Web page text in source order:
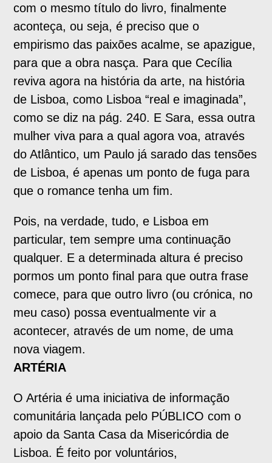
com o mesmo título do livro, finalmente
aconteça, ou seja, é preciso que o
empirismo das paixões acalme, se apazigue,
para que a obra nasça. Para que Cecília
reviva agora na história da arte, na história
de Lisboa, como Lisboa “real e imaginada”,
como se diz na pág. 240. E Sara, essa outra
mulher viva para a qual agora voa, através
do Atlântico, um Paulo já sarado das tensões
de Lisboa, é apenas um ponto de fuga para
que o romance tenha um fim.
Pois, na verdade, tudo, e Lisboa em
particular, tem sempre uma continuação
qualquer. E a determinada altura é preciso
pormos um ponto final para que outra frase
comece, para que outro livro (ou crónica, no
meu caso) possa eventualmente vir a
acontecer, através de um nome, de uma
nova viagem.
ARTÉRIA
O Artéria é uma iniciativa de informação
comunitária lançada pelo PÚBLICO com o
apoio da Santa Casa da Misericórdia de
Lisboa. É feito por voluntários,